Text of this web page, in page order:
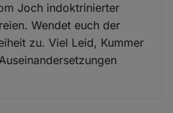
Joch indoktrinierter
Wendet euch der
zu. Viel Leid, Kummer